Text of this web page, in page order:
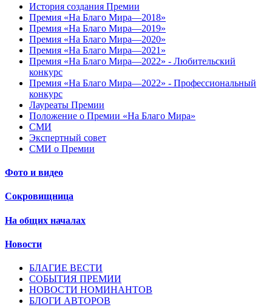
История создания Премии
Премия «На Благо Мира—2018»
Премия «На Благо Мира—2019»
Премия «На Благо Мира—2020»
Премия «На Благо Мира—2021»
Премия «На Благо Мира—2022» - Любительский
конкурс
Премия «На Благо Мира—2022» - Профессиональный
конкурс
Лауреаты Премии
Положение о Премии «На Благо Мира»
СМИ
Экспертный совет
СМИ о Премии
Фото и видео
Сокровищница
На общих началах
Новости
БЛАГИЕ ВЕСТИ
СОБЫТИЯ ПРЕМИИ
НОВОСТИ НОМИНАНТОВ
БЛОГИ АВТОРОВ